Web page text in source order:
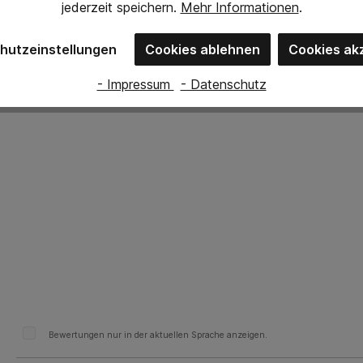
Bewertungen nur in der aktuellen Sprache anzeigen.
jederzeit speichern. Mehr Informationen.
Cookies ablehnen Cookies
- Impressum - Datenschutz